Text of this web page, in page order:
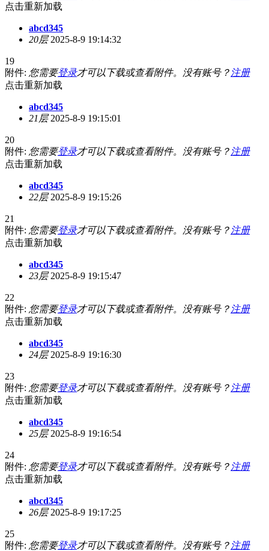
点击重新加载
abcd345
20层2025-8-9 19:14:32
19
附件: 您需要登录才可以下载或查看附件。没有账号？ 注册
点击重新加载
abcd345
21层2025-8-9 19:15:01
20
附件: 您需要登录才可以下载或查看附件。没有账号？ 注册
点击重新加载
abcd345
22层2025-8-9 19:15:26
21
附件: 您需要登录才可以下载或查看附件。没有账号？ 注册
点击重新加载
abcd345
23层2025-8-9 19:15:47
22
附件: 您需要登录才可以下载或查看附件。没有账号？ 注册
点击重新加载
abcd345
24层2025-8-9 19:16:30
23
附件: 您需要登录才可以下载或查看附件。没有账号？ 注册
点击重新加载
abcd345
25层2025-8-9 19:16:54
24
附件: 您需要登录才可以下载或查看附件。没有账号？ 注册
点击重新加载
abcd345
26层2025-8-9 19:17:25
25
附件: 您需要登录才可以下载或查看附件。没有账号？ 注册